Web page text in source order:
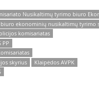
Nusikaltimų tyrimo biuro
ekonominių nusikaltimų tyrimo
komisariatas
PP
skyrius
Klaipėdos AVPK